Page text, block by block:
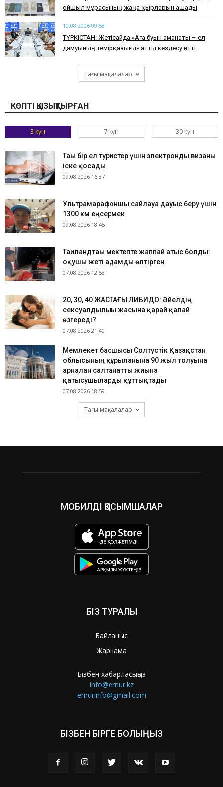
ойшыл мұрасының жаңа қырларын ашады
10.08.2026 09:58
ТҮРКІСТАН: Жетісайда «Аға буын аманаты – ел
дамуының темірқазығы» атты кездесу өтті
Тағы мақалалар
КӨПТІ ҚЫЗЫҚТЫРҒАН
3 күн 7 күн 30 күн
Тағы бір ел туристер үшін электронды визаны
іске қосады
09.08.2026 16:37
Ультрамарафоншы сайлауға дауыс беру үшін
1300 км еңсермек
09.08.2026 18:45
Таиландтағы мектепте жаппай атыс болды:
оқушы жеті адамды өлтірген
07.08.2026 12:53
​20, 30, 40 ЖАСТАҒЫ ЛИБИДО: Әйелдің
сексуалдылығы жасына қарай қалай
өзгереді?
07.08.2026 21:40
Мемлекет басшысы Солтүстік Қазақстан
облысының құрылғанына 90 жыл толуына
арналған салтанатты жиынға
қатысушыларды құттықтады
07.08.2026 18:59
Тағы мақалалар
МОБИЛДІ ҚОСЫМШАЛАР
БІЗ ТУРАЛЫ
Байланыс
Жарнама
Бізбен хабарласыңыз
info@ernur.kz
ernurinfo@gmail.com
БІЗБЕН БІРГЕ БОЛЫҢЫЗ